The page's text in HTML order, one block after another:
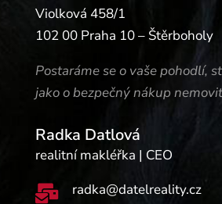
Violková 458/1
102 00 Praha 10 – Štěrboholy
Postaráme se o vaše pohodlí,
jako o bezpečný nákup
Radka Datlová
realitní makléřka | CEO
 radka@datelreality.cz